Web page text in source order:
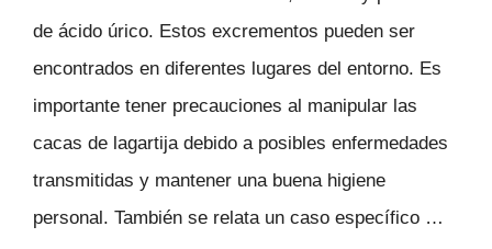
de ácido úrico. Estos excrementos pueden ser
encontrados en diferentes lugares del entorno. Es
importante tener precauciones al manipular las
cacas de lagartija debido a posibles enfermedades
transmitidas y mantener una buena higiene
personal. También se relata un caso específico …